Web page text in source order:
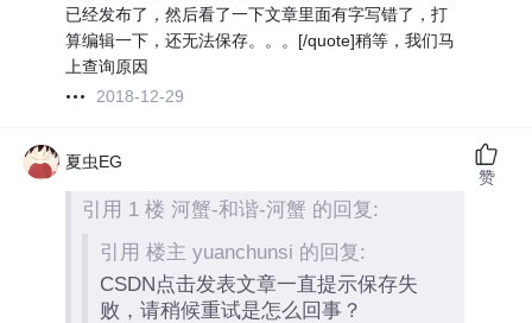
已经发布了，然后看了一下文章里面有字写错了，打
算编辑一下，还无法保存。。。[/quote]稍等，我们马
上查询原因
2018-12-29
夏虫EG
引用 1 楼 河蟹-和谐-河蟹 的回复:
引用 楼主 yuanchunsi 的回复:
CSDN点击发表文章一直提示保存失
败，请稍候重试是怎么回事？
赞